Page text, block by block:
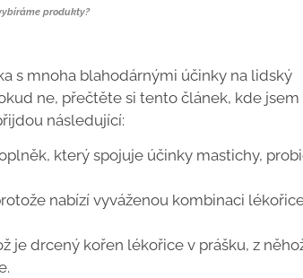
produkty?
s mnoha blahodárnými účinky na lidský
ne, přečtěte si tento článek, kde jsem
následující:
který spojuje účinky mastichy,
nabízí vyváženou kombinaci
je drcený kořen lékořice v prášku, z